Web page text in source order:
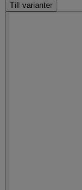
Till varianter